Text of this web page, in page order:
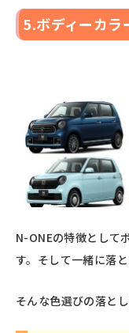
5.ボディーカラ
N-ONEの特徴として
す。そして一緒に落と
そんな色選びの落と